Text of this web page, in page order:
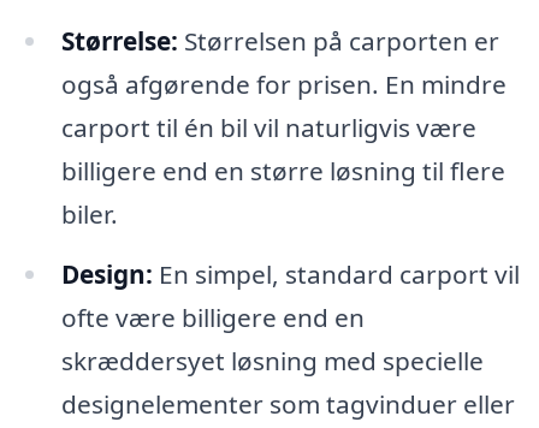
Størrelse: Størrelsen på carporten er
også afgørende for prisen. En mindre
carport til én bil vil naturligvis være
billigere end en større løsning til flere
biler.
Design: En simpel, standard carport vil
ofte være billigere end en
skræddersyet løsning med specielle
designelementer som tagvinduer eller